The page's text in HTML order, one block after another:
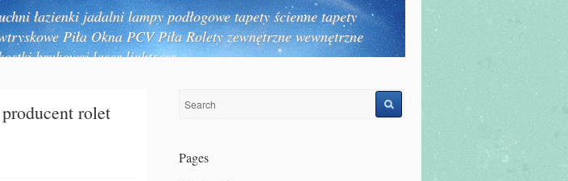
łazienki jadalni lampy podłogowe tapety ścienne tapety
Piła Okna PCV Piła Rolety zewnętrzne wewnętrzne
brukowej laser lightseer
rolet
Pages